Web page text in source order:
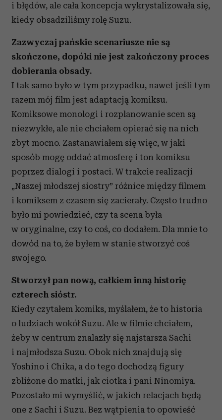
i błędów, ale cała koncepcja wykrystalizowała się,
kiedy obsadziliśmy rolę Suzu.
Zazwyczaj pańskie scenariusze nie są
skończone, dopóki nie jest zakończony proces
dobierania obsady.
I tak samo było w tym przypadku, nawet jeśli tym
razem mój film jest adaptacją komiksu.
Komiksowe monologi i rozplanowanie scen są
niezwykłe, ale nie chciałem opierać się na nich
zbyt mocno. Zastanawiałem się więc, w jaki
sposób mogę oddać atmosferę i ton komiksu
poprzez dialogi i postaci. W trakcie realizacji
„Naszej młodszej siostry” różnice między filmem
i komiksem z czasem się zacierały. Często trudno
było mi powiedzieć, czy ta scena była
w oryginalne, czy to coś, co dodałem. Dla mnie to
dowód na to, że byłem w stanie stworzyć coś
swojego.
Stworzył pan nową, całkiem inną historię
czterech sióstr.
Kiedy czytałem komiks, myślałem, że to historia
o ludziach wokół Suzu. Ale w filmie chciałem,
żeby w centrum znalazły się najstarsza Sachi
i najmłodsza Suzu. Obok nich znajdują się
Yoshino i Chika, a do tego dochodzą figury
zbliżone do matki, jak ciotka i pani Ninomiya.
Pozostało mi wymyślić, w jakich relacjach będą
one z Sachi i Suzu. Bez wątpienia to opowieść